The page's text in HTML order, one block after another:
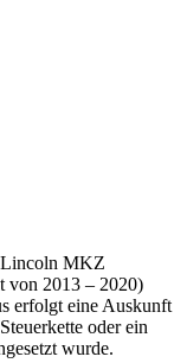
Lincoln MKZ
von 2013 – 2020)
erfolgt eine Auskunft
oder ein
wurde.